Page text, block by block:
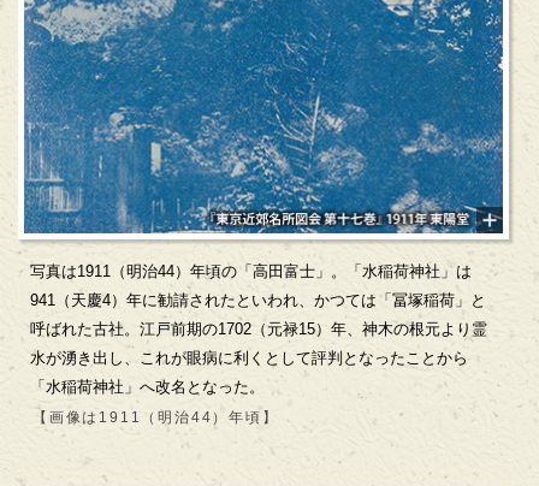
写真は1911（明治44）年頃の「高田富士」。「水稲荷神社」は
941（天慶4）年に勧請されたといわれ、かつては「冨塚稲荷」と
呼ばれた古社。江戸前期の1702（元禄15）年、神木の根元より霊
水が湧き出し、これが眼病に利くとして評判となったことから
「水稲荷神社」へ改名となった。
【画像は1911（明治44）年頃】